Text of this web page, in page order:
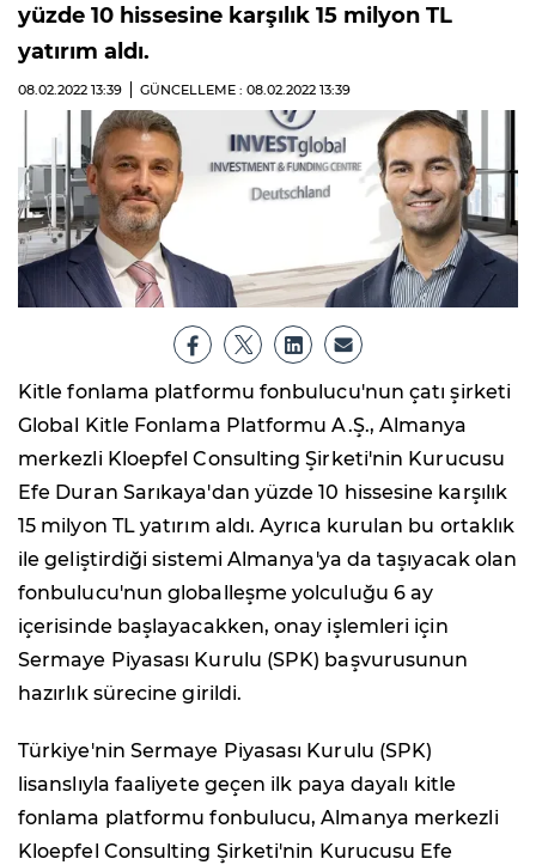
yüzde 10 hissesine karşılık 15 milyon TL
yatırım aldı.
08.02.2022 13:39 GÜNCELLEME : 08.02.2022 13:39
Kitle fonlama platformu fonbulucu'nun çatı şirketi
Global Kitle Fonlama Platformu A.Ş., Almanya
merkezli Kloepfel Consulting Şirketi'nin Kurucusu
Efe Duran Sarıkaya'dan yüzde 10 hissesine karşılık
15 milyon TL yatırım aldı. Ayrıca kurulan bu ortaklık
ile geliştirdiği sistemi Almanya'ya da taşıyacak olan
fonbulucu'nun globalleşme yolculuğu 6 ay
içerisinde başlayacakken, onay işlemleri için
Sermaye Piyasası Kurulu (SPK) başvurusunun
hazırlık sürecine girildi.
Türkiye'nin Sermaye Piyasası Kurulu (SPK)
lisanslıyla faaliyete geçen ilk paya dayalı kitle
fonlama platformu fonbulucu, Almanya merkezli
Kloepfel Consulting Şirketi'nin Kurucusu Efe